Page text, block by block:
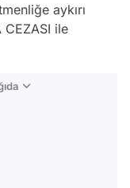
aykırı
CEZASI ile